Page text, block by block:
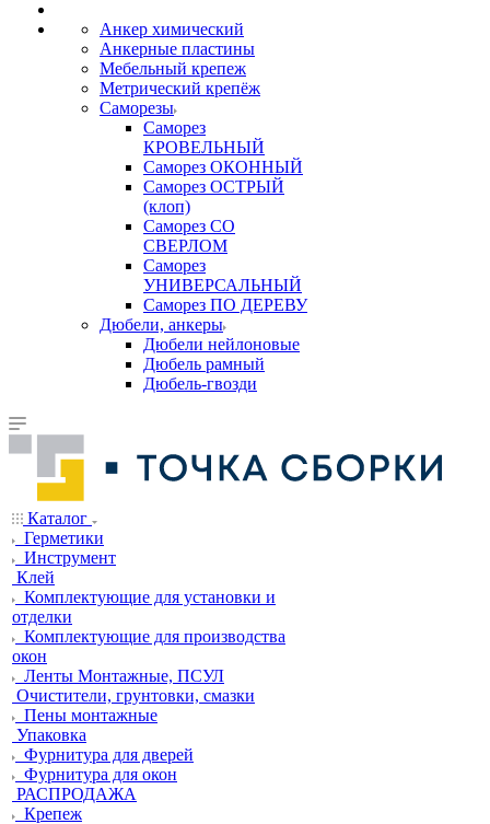
Анкер химический
Анкерные пластины
Мебельный крепеж
Метрический крепёж
Саморезы
Саморез
КРОВЕЛЬНЫЙ
Саморез ОКОННЫЙ
Саморез ОСТРЫЙ
(клоп)
Саморез СО
СВЕРЛОМ
Саморез
УНИВЕРСАЛЬНЫЙ
Саморез ПО ДЕРЕВУ
Дюбели, анкеры
Дюбели нейлоновые
Дюбель рамный
Дюбель-гвозди
Каталог
Герметики
Инструмент
Клей
Комплектующие для установки и
отделки
Комплектующие для производства
окон
Ленты Монтажные, ПСУЛ
Очистители, грунтовки, смазки
Пены монтажные
Упаковка
Фурнитура для дверей
Фурнитура для окон
РАСПРОДАЖА
Крепеж